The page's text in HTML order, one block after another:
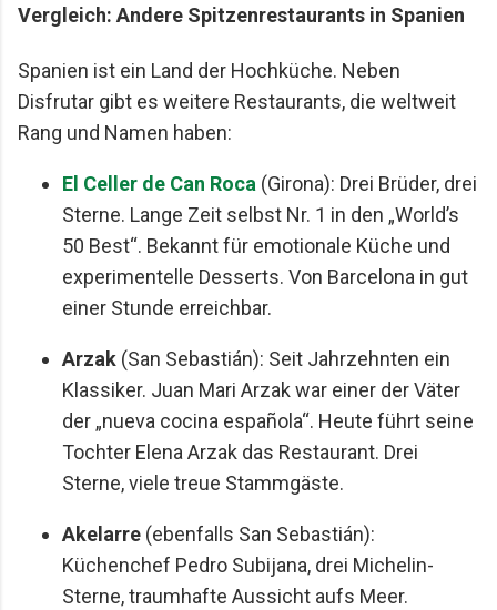
Vergleich: Andere Spitzenrestaurants in Spanien
Spanien ist ein Land der Hochküche. Neben
Disfrutar gibt es weitere Restaurants, die weltweit
Rang und Namen haben:
El Celler de Can Roca (Girona): Drei Brüder, drei
Sterne. Lange Zeit selbst Nr. 1 in den „World’s
50 Best“. Bekannt für emotionale Küche und
experimentelle Desserts. Von Barcelona in gut
einer Stunde erreichbar.
Arzak (San Sebastián): Seit Jahrzehnten ein
Klassiker. Juan Mari Arzak war einer der Väter
der „nueva cocina española“. Heute führt seine
Tochter Elena Arzak das Restaurant. Drei
Sterne, viele treue Stammgäste.
Akelarre (ebenfalls San Sebastián):
Küchenchef Pedro Subijana, drei Michelin-
Sterne, traumhafte Aussicht aufs Meer.